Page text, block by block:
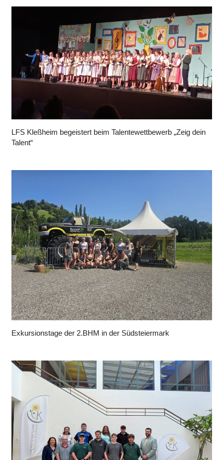
LFS Kleßheim begeistert beim Talentewettbewerb „Zeig dein
Talent“
Exkursionstage der 2.BHM in der Südsteiermark